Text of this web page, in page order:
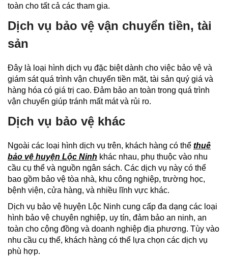
toàn cho tất cả các tham gia.
Dịch vụ bảo vệ vận chuyển tiền, tài
sản
Đây là loại hình dịch vụ đặc biệt dành cho việc bảo vệ và
giám sát quá trình vận chuyển tiền mặt, tài sản quý giá và
hàng hóa có giá trị cao. Đảm bảo an toàn trong quá trình
vận chuyển giúp tránh mất mát và rủi ro.
Dịch vụ bảo vệ khác
Ngoài các loại hình dịch vụ trên, khách hàng có thể thuê
bảo vệ huyện Lộc Ninh khác nhau, phụ thuộc vào nhu
cầu cụ thể và nguồn ngân sách. Các dịch vụ này có thể
bao gồm bảo vệ tòa nhà, khu công nghiệp, trường học,
bệnh viện, cửa hàng, và nhiều lĩnh vực khác.
Dịch vụ bảo vệ huyện Lộc Ninh cung cấp đa dạng các loại
hình bảo vệ chuyên nghiệp, uy tín, đảm bảo an ninh, an
toàn cho cộng đồng và doanh nghiệp địa phương. Tùy vào
nhu cầu cụ thể, khách hàng có thể lựa chọn các dịch vụ
phù hợp.